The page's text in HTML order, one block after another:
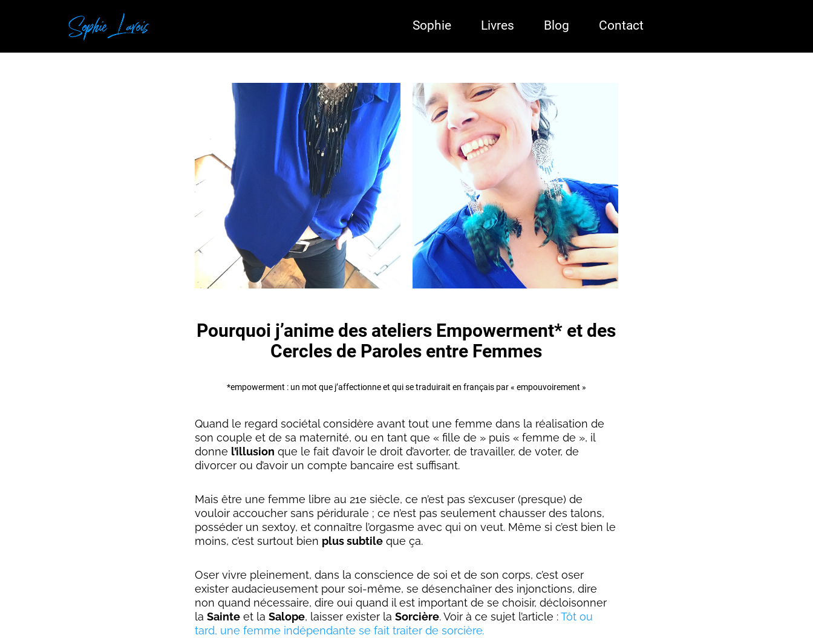
Sophie Livres Blog Contact
Pourquoi j’anime des ateliers Empowerment* et des
Cercles de Paroles entre Femmes
*empowerment : un mot que j’affectionne et qui se traduirait en français par « empouvoirement »
Quand le regard sociétal considère avant tout une femme dans la réalisation de
son couple et de sa maternité, ou en tant que « fille de » puis « femme de », il
donne l’illusion que le fait d’avoir le droit d’avorter, de travailler, de voter, de
divorcer ou d’avoir un compte bancaire est suffisant.
Mais être une femme libre au 21e siècle, ce n’est pas s’excuser (presque) de
vouloir accoucher sans péridurale ; ce n’est pas seulement chausser des talons,
posséder un sextoy, et connaître l’orgasme avec qui on veut. Même si c’est bien le
moins, c’est surtout bien plus subtile que ça.
Oser vivre pleinement, dans la conscience de soi et de son corps, c’est oser
exister audacieusement pour soi-même, se désenchaîner des injonctions, dire
non quand nécessaire, dire oui quand il est important de se choisir, décloisonner
la Sainte et la Salope, laisser exister la Sorcière. Voir à ce sujet l’article :Tôt ou
tard, une femme indépendante se fait traiter de sorcière.